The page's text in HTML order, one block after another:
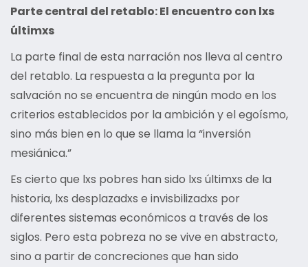
Parte central del retablo: El encuentro con lxs
últimxs
La parte final de esta narración nos lleva al centro
del retablo. La respuesta a la pregunta por la
salvación no se encuentra de ningún modo en los
criterios establecidos por la ambición y el egoísmo,
sino más bien en lo que se llama la “inversión
mesiánica.”
Es cierto que lxs pobres han sido lxs últimxs de la
historia, lxs desplazadxs e invisbilizadxs por
diferentes sistemas económicos a través de los
siglos. Pero esta pobreza no se vive en abstracto,
sino a partir de concreciones que han sido